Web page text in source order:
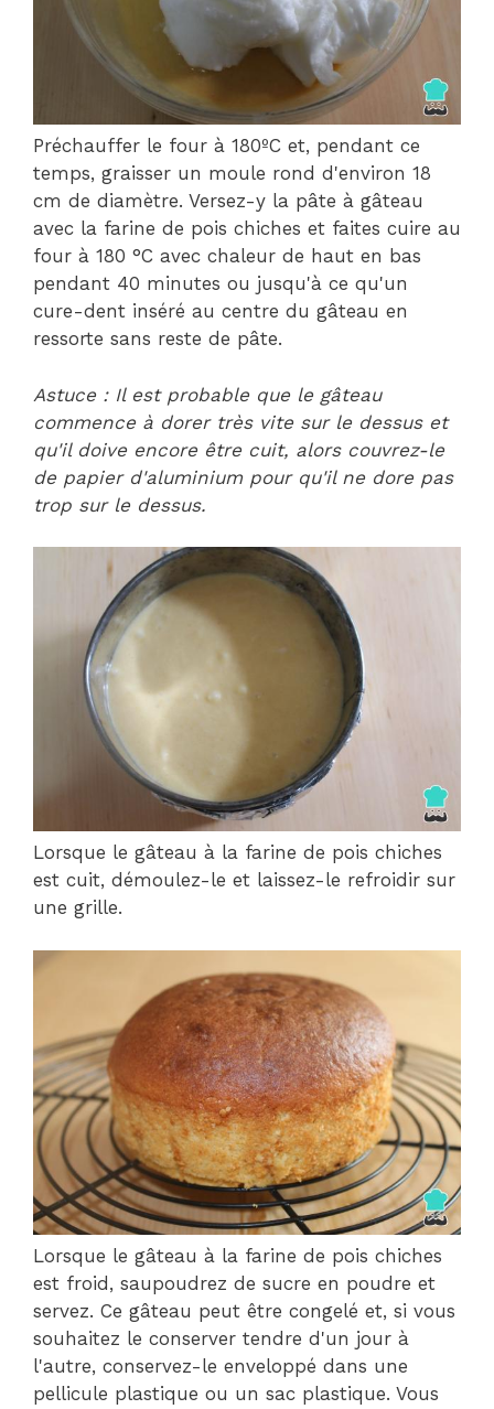
Préchauffer le four à 180ºC et, pendant ce
temps, graisser un moule rond d'environ 18
cm de diamètre. Versez-y la pâte à gâteau
avec la farine de pois chiches et faites cuire au
four à 180 °C avec chaleur de haut en bas
pendant 40 minutes ou jusqu'à ce qu'un
cure-dent inséré au centre du gâteau en
ressorte sans reste de pâte.
Astuce : Il est probable que le gâteau
commence à dorer très vite sur le dessus et
qu'il doive encore être cuit, alors couvrez-le
de papier d'aluminium pour qu'il ne dore pas
trop sur le dessus.
Lorsque le gâteau à la farine de pois chiches
est cuit, démoulez-le et laissez-le refroidir sur
une grille.
Lorsque le gâteau à la farine de pois chiches
est froid, saupoudrez de sucre en poudre et
servez. Ce gâteau peut être congelé et, si vous
souhaitez le conserver tendre d'un jour à
l'autre, conservez-le enveloppé dans une
pellicule plastique ou un sac plastique. Vous